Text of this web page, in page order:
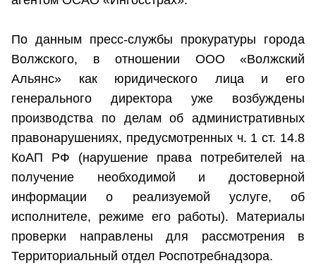
По данным пресс-службы прокуратуры города
Волжского, в отношении ООО «Волжский
Альянс» как юридического лица и его
генерального директора уже возбуждены
производства по делам об административных
правонарушениях, предусмотренных ч. 1 ст. 14.8
КоАП РФ (нарушение права потребителей на
получение необходимой и достоверной
информации о реализуемой услуге, об
исполнителе, режиме его работы). Материалы
проверки направлены для рассмотрения в
Территориальный отдел Роспотребнадзора.